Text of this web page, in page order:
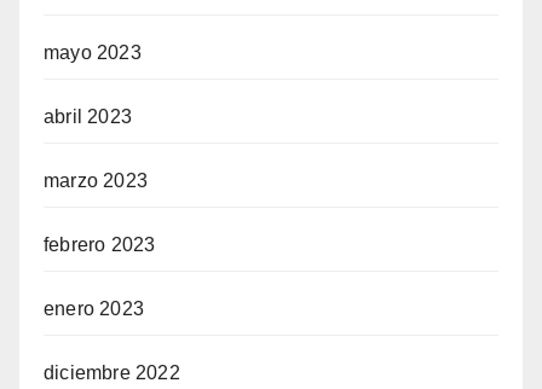
mayo 2023
abril 2023
marzo 2023
febrero 2023
enero 2023
diciembre 2022